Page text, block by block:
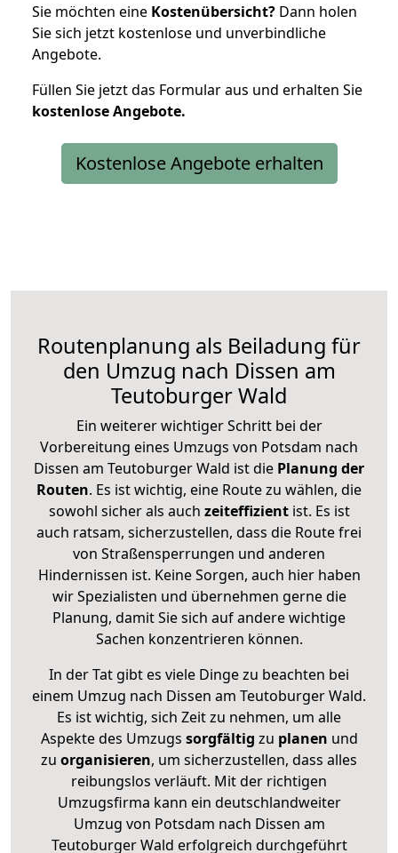
Sie möchten eine Kostenübersicht? Dann holen
Sie sich jetzt kostenlose und unverbindliche
Angebote.
Füllen Sie jetzt das Formular aus und erhalten Sie
kostenloseAngebote.
Kostenlose Angebote erhalten
Routenplanung als Beiladung für
den Umzug nach Dissen am
Teutoburger Wald
Ein weiterer wichtiger Schritt bei der
Vorbereitung eines Umzugs von Potsdam nach
Dissen am Teutoburger Wald ist die Planung der
Routen. Es ist wichtig, eine Route zu wählen, die
sowohl sicher als auch zeiteffizientist. Es ist
auch ratsam, sicherzustellen, dass die Route frei
von Straßensperrungen und anderen
Hindernissen ist. Keine Sorgen, auch hier haben
wir Spezialisten und übernehmen gerne die
Planung, damit Sie sich auf andere wichtige
Sachen konzentrieren können.
In der Tat gibt es viele Dinge zu beachten bei
einem Umzug nach Dissen am Teutoburger Wald.
Es ist wichtig, sich Zeit zu nehmen, um alle
Aspekte des Umzugs sorgfältig zu planen und
zu organisieren, um sicherzustellen, dass alles
reibungslos verläuft. Mit der richtigen
Umzugsfirma kann ein deutschlandweiter
Umzug von Potsdam nach Dissen am
Teutoburger Wald erfolgreich durchgeführt